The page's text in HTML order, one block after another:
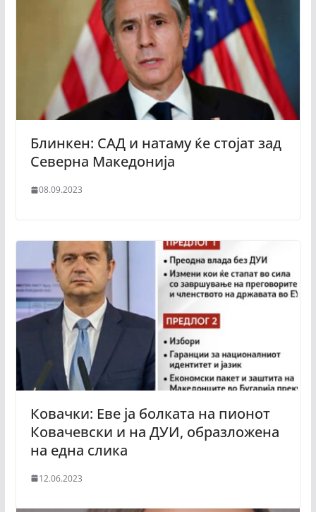
Блинкен: САД и натаму ќе стојат зад
Северна Македонија
08.09.2023
Ковачки: Еве ја болката на пионот
Ковачевски и на ДУИ, образложена
на една слика
12.06.2023